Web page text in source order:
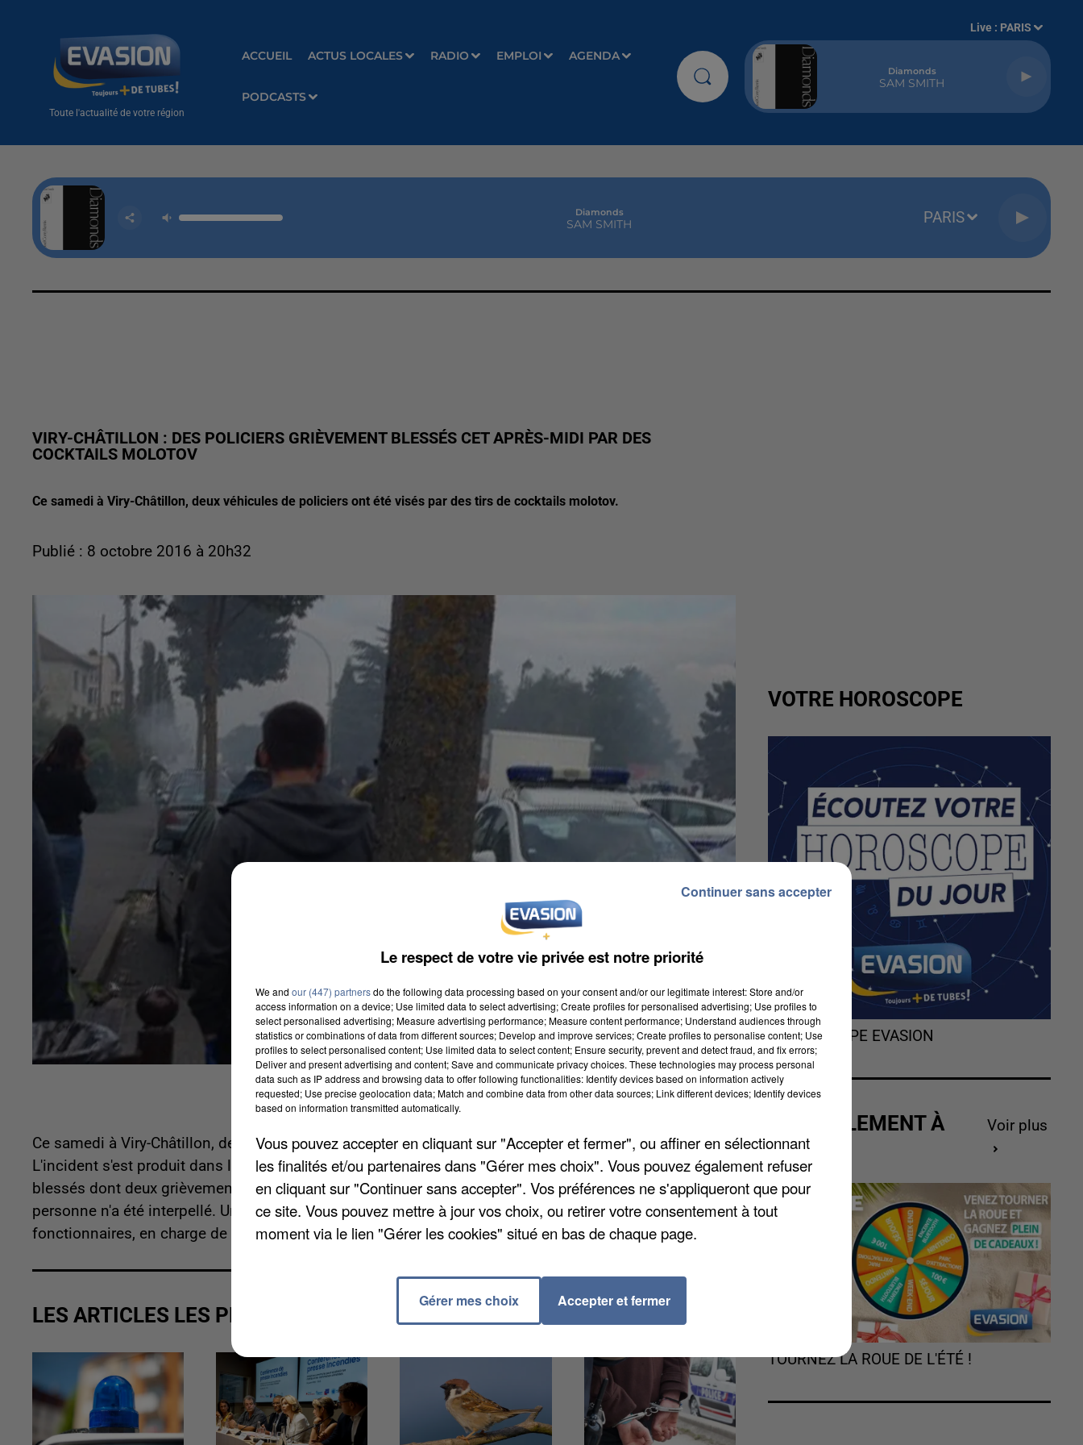
Toute l'actualité de votre région
ACCUEIL ACTUS LOCALES RADIO EMPLOI AGENDA
PODCASTS
Live : PARIS
Diamonds
SAM SMITH
Diamonds
SAM SMITH PARIS
VIRY-CHÂTILLON : DES POLICIERS GRIÈVEMENT BLESSÉS CET APRÈS-MIDI PAR DES
COCKTAILS MOLOTOV
Ce samedi à Viry-Châtillon, deux véhicules de policiers ont été visés par des tirs de cocktails molotov.
Publié : 8 octobre 2016 à 20h32
Ce samedi à Viry-Châtillon, deux véhicules de policiers ont été visés par des tirs de cocktails molotov.
L'incident s'est produit dans l'après-midi dans la cité de la Grande Borne. Quatre policiers ont été
blessés dont deux grièvement. Ils ont été conduits vers un hôpital par les secours. Pour l'instant,
personne n'a été interpellé. Une dizaine de délinquants auraient ciblé une première voiture de
fonctionnaires, en charge de surveiller la caméra d'un feu rouge.
LES ARTICLES LES PLUS VUS
VOTRE HOROSCOPE
L'HOROSCOPE EVASION
ACTUELLEMENT À
GAGNER
Voir plus
TOURNEZ LA ROUE DE L'ÉTÉ !
Le respect de votre vie privée est notre priorité
We and our (447) partnersdo the following data processing based on your consent and/or our legitimate interest: Store and/or
access information on a device; Use limited data to select advertising; Create profiles for personalised advertising; Use profiles to
select personalised advertising; Measure advertising performance; Measure content performance; Understand audiences through
statistics or combinations of data from different sources; Develop and improve services; Create profiles to personalise content; Use
profiles to select personalised content; Use limited data to select content; Ensure security, prevent and detect fraud, and fix errors;
Deliver and present advertising and content; Save and communicate privacy choices. These technologies may process personal
data such as IP address and browsing data to offer following functionalities: Identify devices based on information actively
requested; Use precise geolocation data; Match and combine data from other data sources; Link different devices; Identify devices
based on information transmitted automatically.
Vous pouvez accepter en cliquant sur "Accepter et fermer", ou affiner en sélectionnant
les finalités et/ou partenaires dans "Gérer mes choix". Vous pouvez également refuser
en cliquant sur "Continuer sans accepter". Vos préférences ne s'appliqueront que pour
ce site. Vous pouvez mettre à jour vos choix, ou retirer votre consentement à tout
moment via le lien "Gérer les cookies" situé en bas de chaque page.
Gérer mes choix Accepter et fermer
Continuer sans accepter